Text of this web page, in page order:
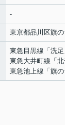
-
東京都品川区旗の
東急目黒線 「洗足
東急大井町線 「
東急池上線 「旗の